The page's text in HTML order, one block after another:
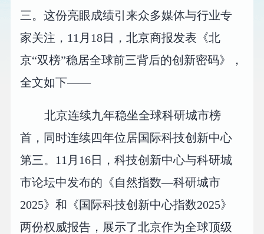
三。这份亮眼成绩引来众多媒体与行业专
家关注，11月18日，北京商报发表《北
京“双榜”稳居全球前三背后的创新密码》，
全文如下——
北京连续九年稳坐全球科研城市榜
首，同时连续四年位居国际科技创新中心
第三。11月16日，科技创新中心与科研城
市论坛中发布的《自然指数—科研城市
2025》和《国际科技创新中心指数2025》
两份权威报告，展示了北京作为全球顶级